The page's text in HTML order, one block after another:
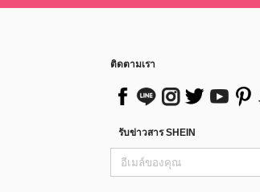
ติดตามเรา
รับข่าวสาร SHEIN